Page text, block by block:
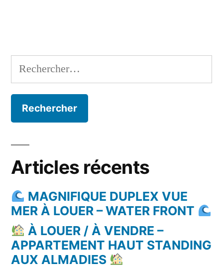
Rechercher :
Articles récents
MAGNIFIQUE DUPLEX VUE
MER À LOUER – WATER FRONT
À LOUER / À VENDRE –
APPARTEMENT HAUT STANDING
AUX ALMADIES